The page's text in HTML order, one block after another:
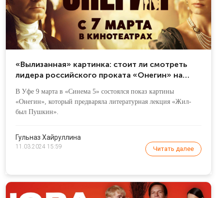
«Вылизанная» картинка: стоит ли смотреть
лидера российского проката «Онегин» на
В Уфе 9 марта в «Синема 5» состоялся показ картины
«Онегин», который предваряла литературная лекция «Жил-
был Пушкин».
Гульназ Хайруллина
11.03.2024 15:59 Читать далее